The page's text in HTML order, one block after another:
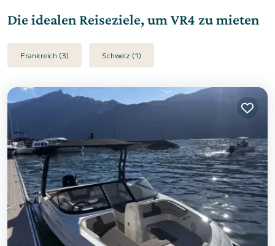
Die idealen Reiseziele, um VR4 zu mieten
Frankreich (3) Schweiz (1)